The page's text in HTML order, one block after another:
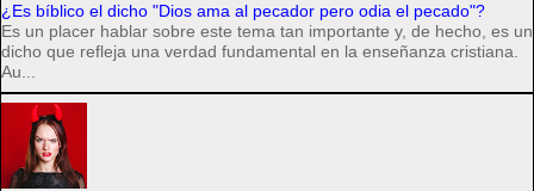
¿Es bíblico el dicho "Dios ama al pecador pero odia el pecado"?
Es un placer hablar sobre este tema tan importante y, de hecho, es un
dicho que refleja una verdad fundamental en la enseñanza cristiana.
Au...